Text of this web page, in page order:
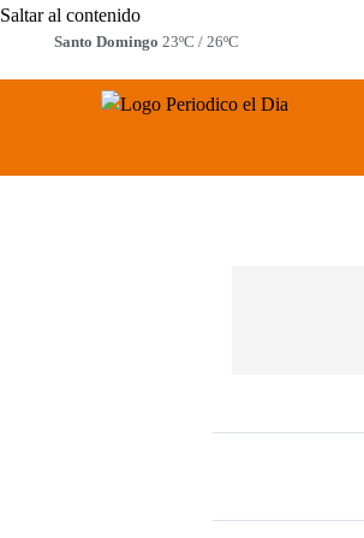
Saltar al contenido
Santo Domingo 23ºC / 26ºC